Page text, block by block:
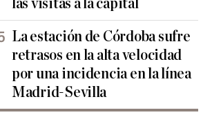
las visitas a la capital
La estación de Córdoba sufre
retrasos en la alta velocidad
por una incidencia en la línea
Madrid-Sevilla